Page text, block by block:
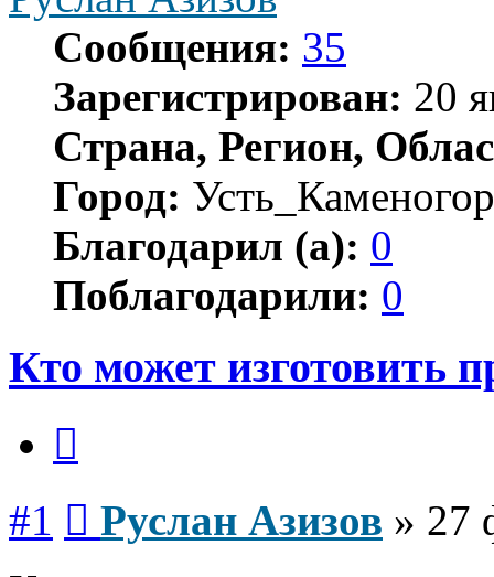
Сообщения: 35
Зарегистрирован: 20
Страна, Регион,
Город:
Благодарил (а): 0
Поблагодарили: 0
Кто может изготовить
#1 Руслан Азизов » 27